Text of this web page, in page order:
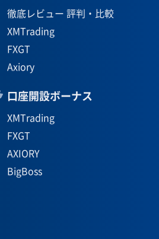
徹底レビュー 評判・比較
XMTrading
FXGT
Axiory
口座開設ボーナス
XMTrading
FXGT
AXIORY
BigBoss